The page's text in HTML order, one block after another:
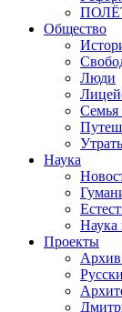
ПОЛЁТ
Общество
Люди
Семья
Наука
Наука
Проекты